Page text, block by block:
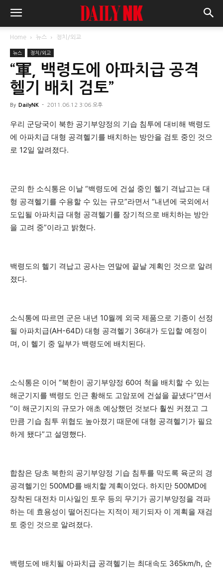
Home 뉴스 정치/외교
뉴스 정치/외교
“軍, 백령도에 아파치급 공격
헬기 배치 검토”
By DailyNK - 2011.06.12 3:06 오후
우리 군당국이 북한 공기부양정의 기습 침투에 대비해 백령도
에 아파치급 대형 공격헬기를 배치하는 방안을 검토 중인 것으
로 12일 알려졌다.
군의 한 소식통은 이날 “백령도에 건설 중인 헬기 격납고는 대
형 공격헬기를 수용할 수 있는 규모”라면서 “내년에 국외에서
도입될 아파치급 대형 공격헬기를 장기적으로 배치하는 방안
을 고려 중”이라고 밝혔다.
백령도의 헬기 격납고 공사는 연말에 끝날 계획인 것으로 알려
졌다.
소식통에 따르면 군은 내년 10월께 외국 제품으로 기종이 선정
될 아파치급(AH-64D) 대형 공격헬기 36대가 도입할 예정이
며, 이 헬기 중 일부가 백령도에 배치된다.
소식통은 이어 “북한이 공기부양정 60여 척을 배치할 수 있는
해군기지를 백령도 인근 황해도 고암포에 건설을 끝냈다”면서
“이 해군기지의 규모가 애초 예상했던 것보다 훨씬 커졌고 그
만큼 기습 침투 위협도 높아졌기 때문에 대형 공격헬기가 필요
하게 됐다”고 설명했다.
합참은 당초 북한의 공기부양정 기습 침투를 막도록 육군의 경
공격헬기인 500MD를 배치할 계획이었다. 하지만 500MD에
장착된 대전차 미사일인 토우 등의 무기가 공기부양정을 격파
하는 데 효용성이 떨어진다는 지적이 제기되자 이 계획을 재검
토 중인 것으로 알려졌다.
백령도에 배치될 아파치급 공격헬기는 최대속도 365km/h, 순